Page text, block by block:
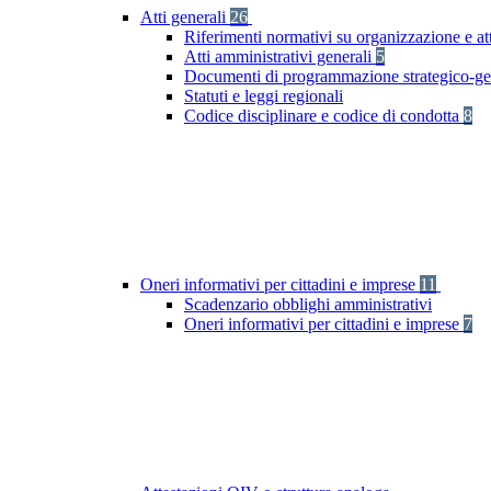
Atti generali 26
Riferimenti normativi su organizzazione e
Atti amministrativi generali 5
Documenti di programmazione strategico-
Statuti e leggi regionali
Codice disciplinare e codice di condotta 8
Oneri informativi per cittadini e imprese 11
Scadenzario obblighi amministrativi
Oneri informativi per cittadini e imprese 7